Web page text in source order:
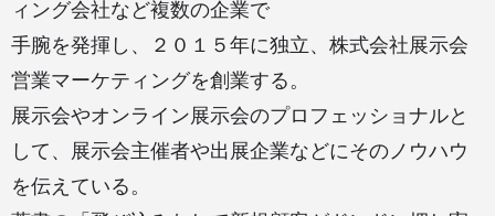
ィング会社など複数の企業で
手腕を発揮し、２０１５年に独立、株式会社展示会
営業マーケティングを創業する。
展示会やオンライン展示会のプロフェッショナルと
して、展示会主催者や出展企業などにそのノウハウ
を伝えている。